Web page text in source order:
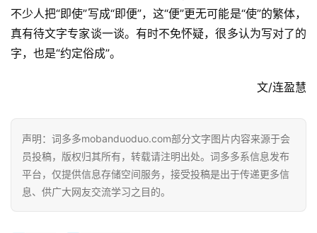
不少人把“即使”写成“即便”，这“便”更无可能是“使”的繁体，
真有待文字专家谈一谈。有时不免怀疑，很多认为写对了的
字，也是“约定俗成”。
文/连盈慧
声明：词多多mobanduoduo.com部分文字图片内容来源于会
员投稿，版权归其所有，转载请注明出处。词多多系信息发布
平台，仅提供信息存储空间服务，接受投稿是出于传递更多信
息、供广大网友交流学习之目的。